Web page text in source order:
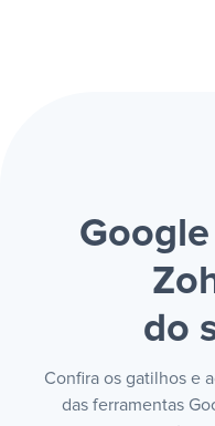
do
Confira os gatilhos e
das ferramentas